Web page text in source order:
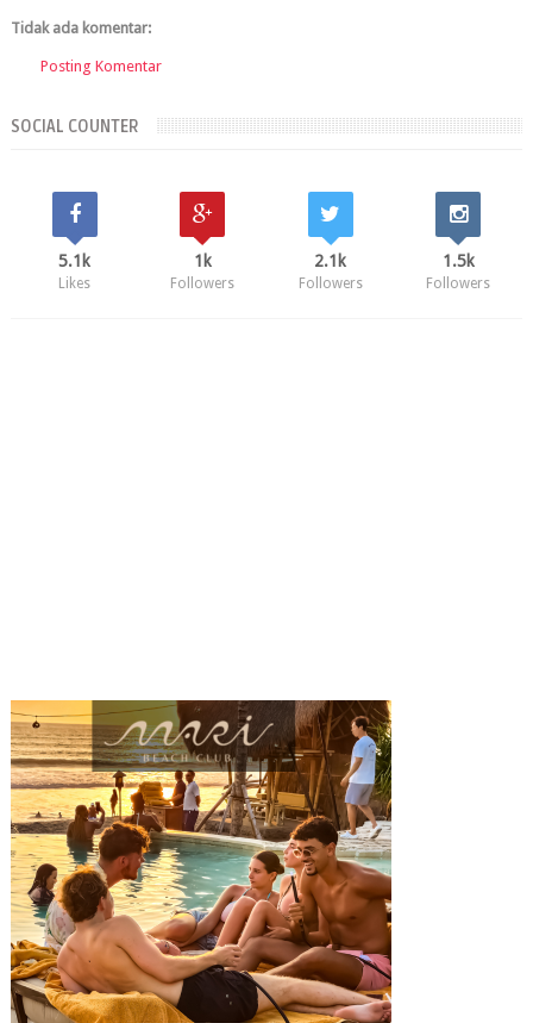
Tidak ada komentar:
Posting Komentar
SOCIAL COUNTER
5.1k
Likes
1k
Followers
2.1k
Followers
1.5k
Followers